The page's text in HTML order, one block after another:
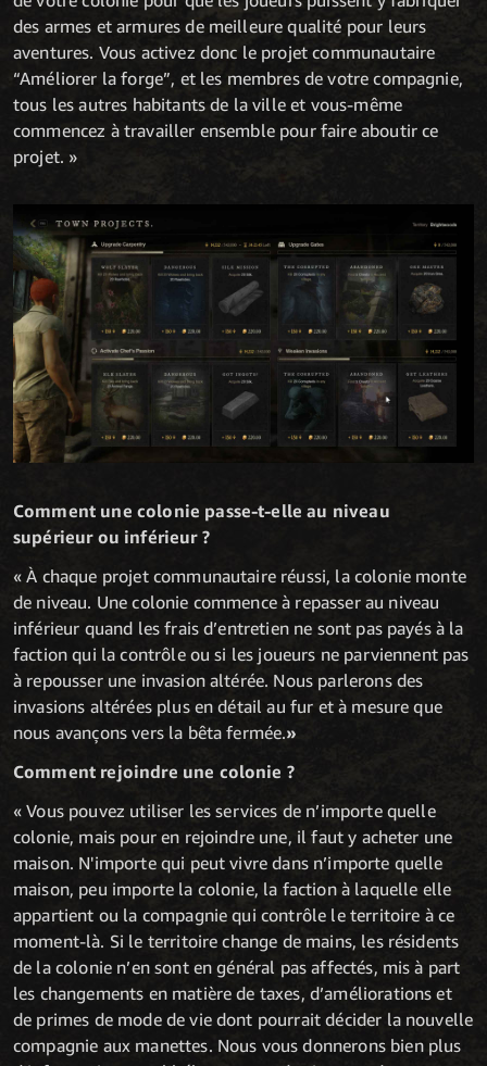
des armes et armures de meilleure qualité pour leurs
aventures. Vous activez donc le projet communautaire
“Améliorer la forge”, et les membres de votre compagnie,
tous les autres habitants de la ville et vous-même
commencez à travailler ensemble pour faire aboutir ce
projet. »
Comment une colonie passe-t-elle au niveau
supérieur ou inférieur ?
« À chaque projet communautaire réussi, la colonie monte
de niveau. Une colonie commence à repasser au niveau
inférieur quand les frais d’entretien ne sont pas payés à la
faction qui la contrôle ou si les joueurs ne parviennent pas
à repousser une invasion altérée. Nous parlerons des
invasions altérées plus en détail au fur et à mesure que
nous avançons vers la bêta fermée.»
Comment rejoindre une colonie ?
« Vous pouvez utiliser les services de n’importe quelle
colonie, mais pour en rejoindre une, il faut y acheter une
maison. N'importe qui peut vivre dans n’importe quelle
maison, peu importe la colonie, la faction à laquelle elle
appartient ou la compagnie qui contrôle le territoire à ce
moment-là. Si le territoire change de mains, les résidents
de la colonie n’en sont en général pas affectés, mis à part
les changements en matière de taxes, d’améliorations et
de primes de mode de vie dont pourrait décider la nouvelle
compagnie aux manettes. Nous vous donnerons bien plus